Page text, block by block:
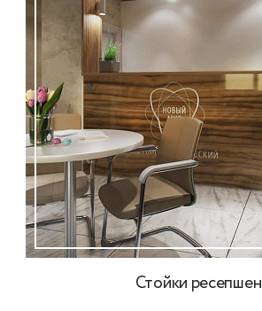
Стойки ресепшен